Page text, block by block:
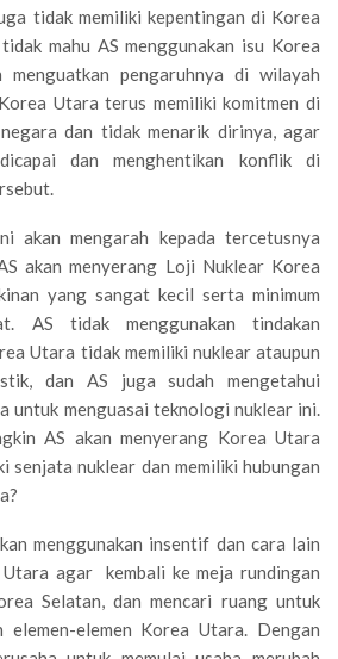
tidak memiliki kepentingan di Korea
mahu AS menggunakan isu Korea
menguatkan pengaruhnya di wilayah
Utara terus memiliki komitmen di
dan tidak menarik dirinya, agar
dan menghentikan konflik di
akan mengarah kepada tercetusnya
akan menyerang Loji Nuklear Korea
yang sangat kecil serta minimum
AS tidak menggunakan tindakan
Utara tidak memiliki nuklear ataupun
dan AS juga sudah mengetahui
untuk menguasai teknologi nuklear ini.
AS akan menyerang Korea Utara
senjata nuklear dan memiliki hubungan
menggunakan insentif dan cara lain
agar kembali ke meja rundingan
Selatan, dan mencari ruang untuk
elemen-elemen Korea Utara. Dengan